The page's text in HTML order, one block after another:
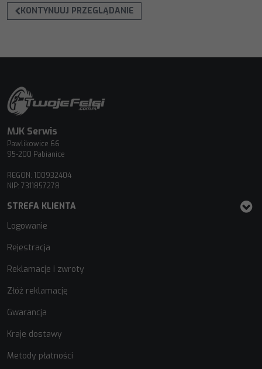
KONTYNUUJ PRZEGLĄDANIE
MJK Serwis
Pawlikowice 66
95-200 Pabianice
REGON: 100932404
NIP: 7311857278
STREFA KLIENTA
Logowanie
Rejestracja
Reklamacje i zwroty
Złóż reklamację
Gwarancja
Kraje dostawy
Metody płatności